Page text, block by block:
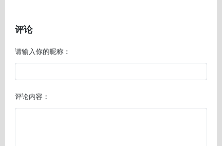
评论
请输入你的昵称：
评论内容：